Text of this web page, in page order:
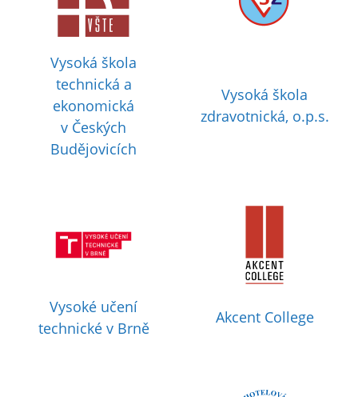
Vysoká škola
technická a
ekonomická
v Českých
Budějovicích
Vysoká škola
zdravotnická, o.p.s.
Vysoké učení
technické v Brně
Akcent College